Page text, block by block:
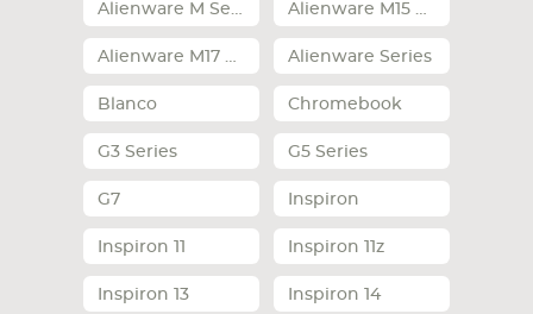
СМАРТФОНА КОМПЛЕКТУЮЩИЕ
Alienware M Series Alienware M15 Series
Alienware M17 Series Alienware Series
Blanco Chromebook
G3 Series G5 Series
G7 Inspiron
Inspiron 11 Inspiron 11z
Inspiron 13 Inspiron 14